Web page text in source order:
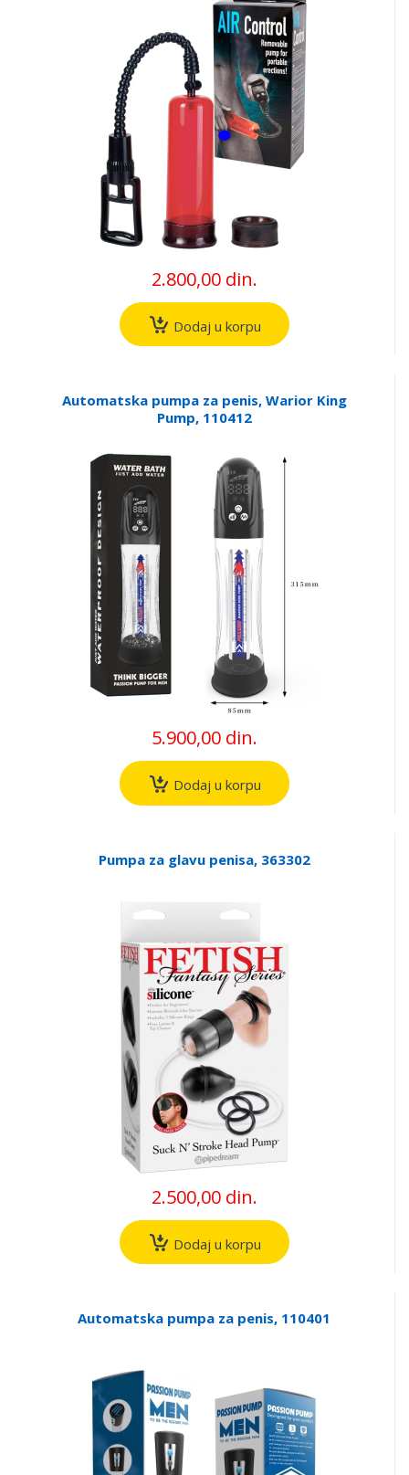
2.800,00 din.
Dodaj u korpu
Automatska pumpa za penis, Warior King
Pump, 110412
5.900,00 din.
Dodaj u korpu
Pumpa za glavu penisa, 363302
2.500,00 din.
Dodaj u korpu
Automatska pumpa za penis, 110401